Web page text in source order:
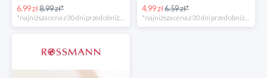
6.99 zł8.99 zł* 4.99 zł6.59 zł*